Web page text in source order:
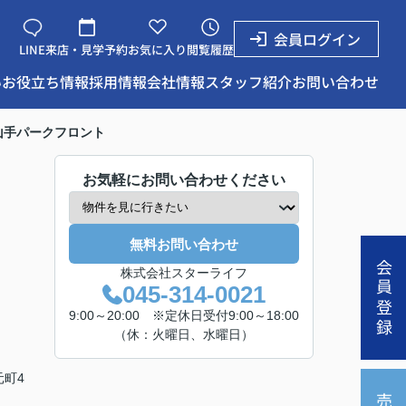
LINE来店・見学予約お気に入り閲覧履歴
会員ログイン
お役立ち情報採用情報会社情報スタッフ紹介お問い合わせ
会員登録
パークフロント
町4
お気軽にお問い合わせください
無料お問い合わせ
株式会社スターライフ
045-314-0021
9:00～20:00 ※定休日受付9:00～18:00
（休：火曜日、水曜日）